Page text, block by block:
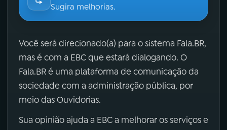
Sugira melhorias.
Você será direcionado(a) para o sistema Fala.BR,
mas é com a EBC que estará dialogando. O
Fala.BR é uma plataforma de comunicação da
sociedade com a administração pública, por
meio das Ouvidorias.
Sua opinião ajuda a EBC a melhorar os serviços e